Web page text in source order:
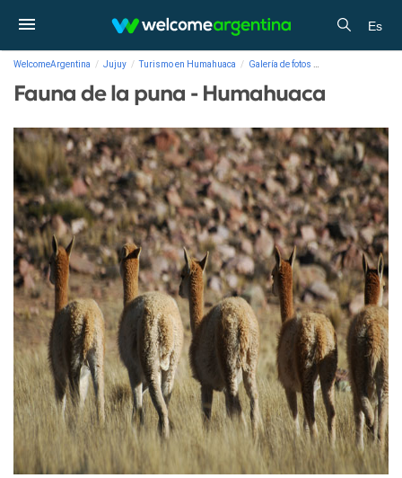
Es
WelcomeArgentina Jujuy Turismo en Humahuaca Galería de fotos
Fauna de la puna - Humahuaca